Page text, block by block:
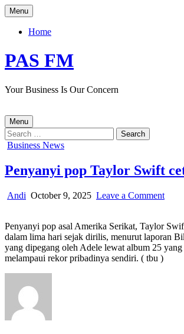
Skip
to
content
Menu
Home
PAS FM
Your Business Is Our Concern
Menu
Search
for:
Posted
Business News
Penyanyi pop Taylor Swift
Author:
Andi Published
October 9, 2025 Leave a Commenton
Swift
cetak
Penyanyi pop asal Amerika Serikat, Taylor
dalam lima hari sejak dirilis, menurut laporan
yang dipegang oleh Adele lewat album 25
melampaui rekor pribadinya sendiri. ( tbu )